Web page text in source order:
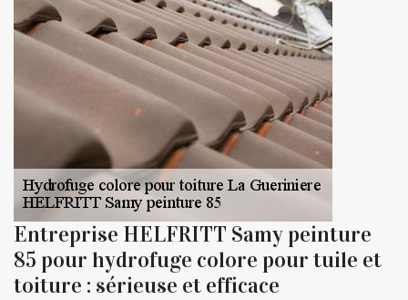
Entreprise HELFRITT Samy peinture
85 pour hydrofuge colore pour tuile et
toiture : sérieuse et efficace